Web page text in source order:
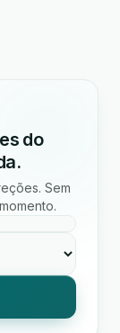
do
Sem